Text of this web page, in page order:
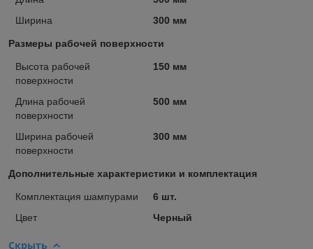
Ширина
300 мм
Размеры рабочей поверхности
Высота рабочей
поверхности
150 мм
Длина рабочей
поверхности
500 мм
Ширина рабочей
поверхности
300 мм
Дополнительные характеристики и комплектация
Комплектация шампурами
6 шт.
Цвет
Черный
Скрыть